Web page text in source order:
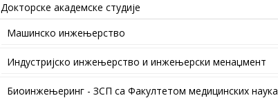
Докторске академске студије
Mашинско инжењерство
Индустријско инжењерство и инжењерски менаџмент
Биоинжењеринг - ЗСП са Факултетом медицинских наука